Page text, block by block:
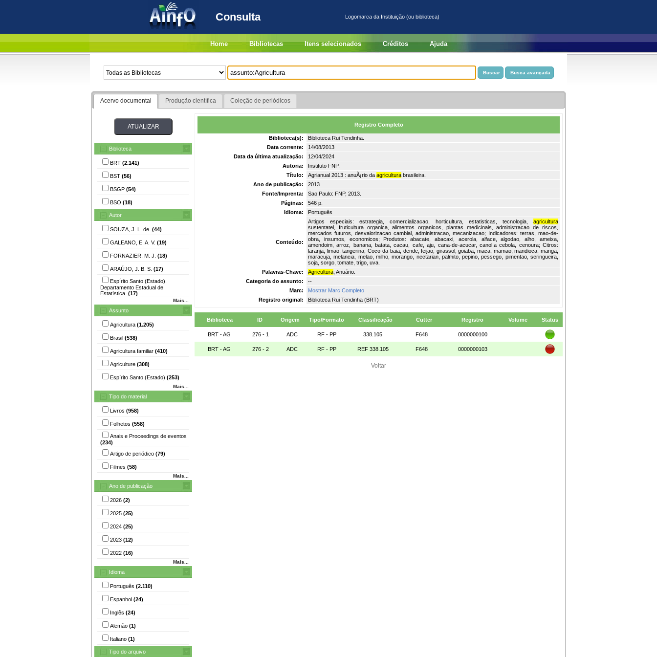
Consulta Logomarca da Instituição (ou biblioteca)
Home Bibliotecas Itens selecionados Créditos Ajuda
Acervo documental Produção científica Coleção de periódicos
Biblioteca
BRT (2.141)
BST (56)
BSGP (54)
BSO (18)
Autor
SOUZA, J. L. de. (44)
GALEANO, E. A. V. (19)
FORNAZIER, M. J. (18)
ARAÚJO, J. B. S. (17)
Espírito Santo (Estado).
Departamento Estadual de
Estatística. (17)
Mais...
Assunto
Agricultura (1.205)
Brasil (538)
Agricultura familiar (410)
Agriculture (308)
Espírito Santo (Estado) (253)
Mais...
Tipo do material
Livros (958)
Folhetos (558)
Anais e Proceedings de eventos
(234)
Artigo de periódico (79)
Filmes (58)
Mais...
Ano de publicação
2026 (2)
2025 (25)
2024 (25)
2023 (12)
2022 (16)
Mais...
Idioma
Português (2.110)
Espanhol (24)
Inglês (24)
Alemão (1)
Italiano (1)
Tipo do arquivo
Registro Completo
Biblioteca(s):
Biblioteca Rui Tendinha.
Data corrente:
14/08/2013
Data da última atualização:
12/04/2024
Autoria:
Instituto FNP.
Título:
Agrianual 2013 : anuÃ¡rio da agricultura brasileira.
Ano de publicação:
2013
Fonte/Imprenta:
Sao Paulo: FNP, 2013.
Páginas:
546 p.
Idioma:
Português
Conteúdo:
Artigos especiais: estrategia, comercializacao, horticultura, estatisticas, tecnologia, agricultura
sustentatel, fruticultura organica, alimentos organicos, plantas medicinais, administracao de riscos,
mercados futuros, desvalorizacao cambial, administracao, mecanizacao; Indicadores: terras, mao-de-
obra, insumos, economicos; Produtos: abacate, abacaxi, acerola, alface, algodao, alho, ameixa,
amendoim, arroz, banana, batata, cacau, cafe, aju, cana-de-acucar, canol,a cebola, cenoura; Citros:
laranja, limao, tangerina; Coco-da-baia, dende, feijao, girassol, goiaba, maca, mamao, mandioca, manga,
maracuja, melancia, melao, milho, morango, nectarian, palmito, pepino, pessego, pimentao, seringueira,
soja, sorgo, tomate, trigo, uva.
Palavras-Chave:
Agricultura; Anuário.
Categoria do assunto:
--
Marc:
Mostrar Marc Completo
Registro original:
Biblioteca Rui Tendinha (BRT)
Biblioteca ID Origem Tipo/Formato Classificação Cutter Registro Volume Status
BRT - AG 276 - 1 ADC RF - PP 338.105 F648 0000000100
BRT - AG 276 - 2 ADC RF - PP REF 338.105 F648 0000000103
Voltar